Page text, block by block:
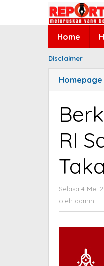
Home
Disclaimer
Homepage
RI
Selasa 4 Mei
oleh admin